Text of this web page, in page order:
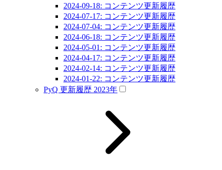
2024-09-18: コンテンツ更新履歴
2024-07-17: コンテンツ更新履歴
2024-07-04: コンテンツ更新履歴
2024-06-18: コンテンツ更新履歴
2024-05-01: コンテンツ更新履歴
2024-04-17: コンテンツ更新履歴
2024-02-14: コンテンツ更新履歴
2024-01-22: コンテンツ更新履歴
PyQ 更新履歴 2023年